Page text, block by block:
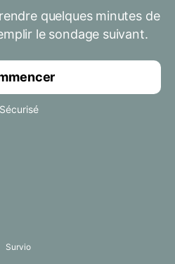
quelques minutes de
le sondage suivant.
Sécurisé
Survio